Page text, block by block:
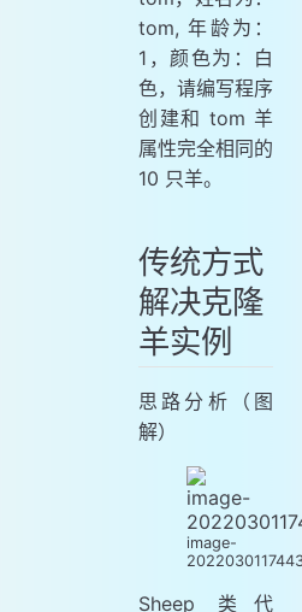
tom, 年龄为：
1，颜色为：白
色，请编写程序
创建和 tom 羊
属性完全相同的
10 只羊。
传统方式
解决克隆
羊实例
思路分析（图
解）
image-
Sheep 类代